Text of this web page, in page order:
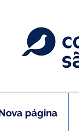
página